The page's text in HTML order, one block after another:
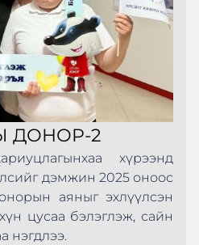
ДОНОР-2
хүрээнд
дэмжин 2025 оноос
аяныг эхлүүлсэн
цусаа бэлэглэж, сайн
нэгдлээ.